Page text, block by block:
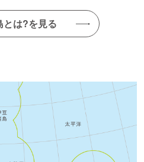
新たに記事を掲載しました!
資源研究センター
新たに記事を掲載しました!
古山先生）
島に関する研究調査事業の
とは?を見る